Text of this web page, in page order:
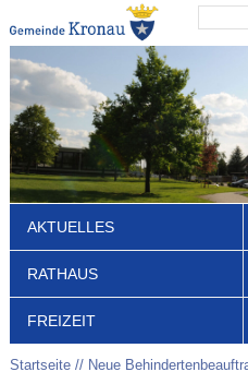
AKTUELLES
RATHAUS
FREIZEIT
Startseite Neue